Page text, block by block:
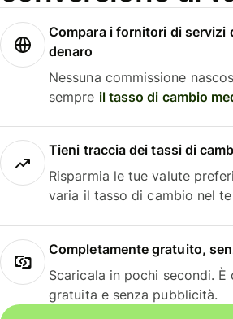
Compara i fornitori di servizi
denaro
Nessuna commissione
sempre il tasso di cambio
Tieni traccia dei tassi di
Risparmia le tue valute
varia il tasso di cambio nel
Completamente gratuito,
Scaricala in pochi secondi. È
gratuita e senza pubblicità.